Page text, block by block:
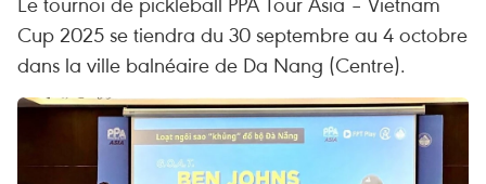
Cup 2025 se tiendra du 30 septembre au 4 octobre
dans la ville balnéaire de Da Nang (Centre).